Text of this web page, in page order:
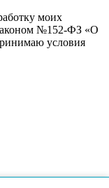
моих
№152-ФЗ «О
условия